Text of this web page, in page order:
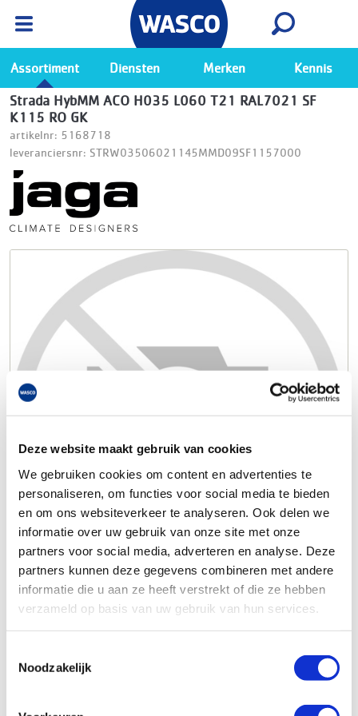
Deze website maakt gebruik van cookies
We gebruiken cookies om content en advertenties te
personaliseren, om functies voor social media te bieden
en om ons websiteverkeer te analyseren. Ook delen we
informatie over uw gebruik van onze site met onze
partners voor social media, adverteren en analyse. Deze
partners kunnen deze gegevens combineren met andere
informatie die u aan ze heeft verstrekt of die ze hebben
verzameld op basis van uw gebruik van hun services.
Noodzakelijk
Ga naar de Wasco app
Bekijk
Assortiment Diensten Merken Kennis
Strada HybMM ACO H035 L060 T21 RAL7021 SF
K115 RO GK
artikelnr: 5168718
leveranciersnr: STRW03506021145MMD09SF1157000